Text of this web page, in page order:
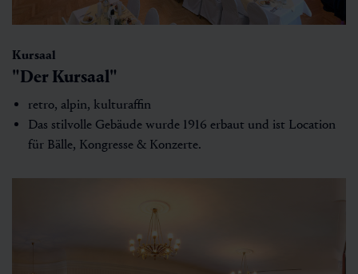
Kursaal
"Der Kursaal"
retro, alpin, kulturaffin
Das stilvolle Gebäude wurde 1916 erbaut und ist Location
für Bälle, Kongresse & Konzerte.